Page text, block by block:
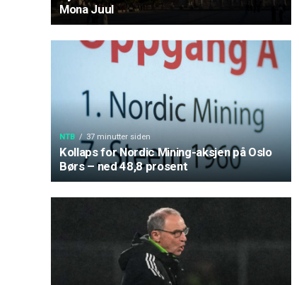
Mona Juul
NTB 37 minutter siden
Kollaps for Nordic Mining-aksjen på Oslo
Børs – ned 48,8 prosent